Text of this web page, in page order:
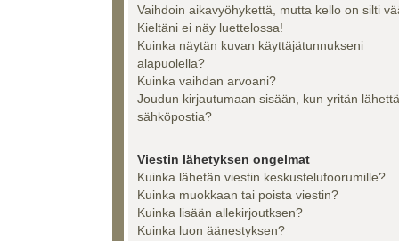
Vaihdoin aikavyöhykettä, mutta kello on silti
Kieltäni ei näy luettelossa!
Kuinka näytän kuvan käyttäjätunnukseni
alapuolella?
Kuinka vaihdan arvoani?
Joudun kirjautumaan sisään, kun yritän
sähköpostia?
Viestin lähetyksen ongelmat
Kuinka lähetän viestin keskustelufoorumille?
Kuinka muokkaan tai poista viestin?
Kuinka lisään allekirjoutksen?
Kuinka luon äänestyksen?